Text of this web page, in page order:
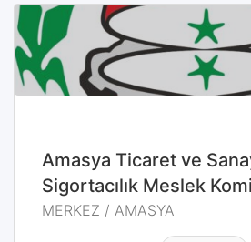
Amasya Ticaret ve
Sigortacılık Meslek
MERKEZ / AMASYA